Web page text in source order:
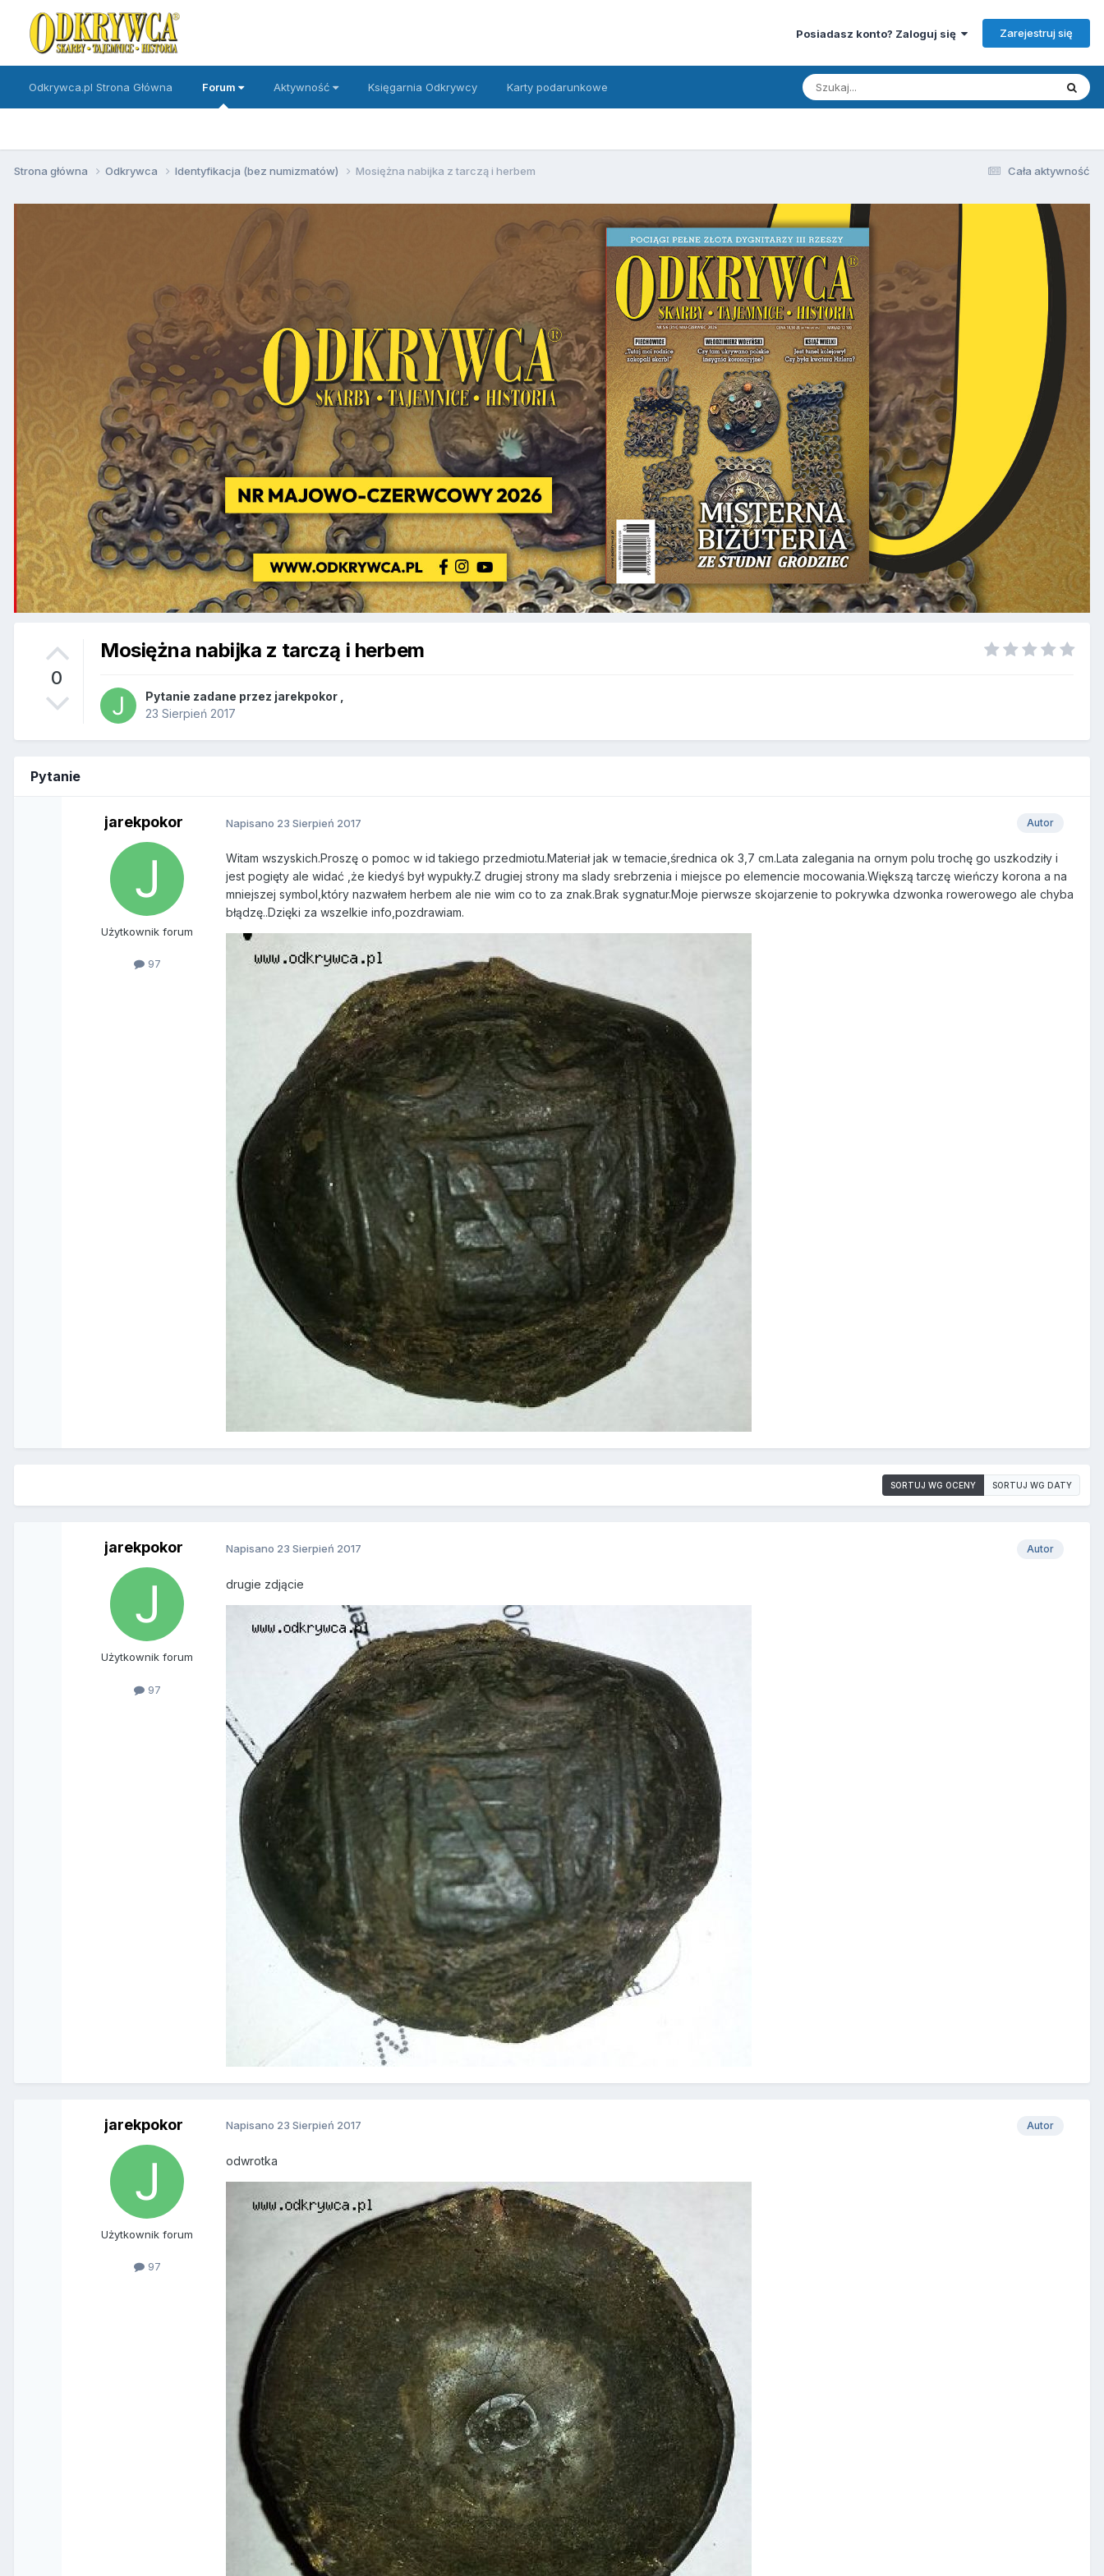
Posiadasz konto? Zaloguj się Zarejestruj się
Odkrywca.pl Strona Główna Forum Aktywność Księgarnia Odkrywcy Karty podarunkowe
Cała aktywność
Strona główna Odkrywca Identyfikacja (bez numizmatów) Mosiężna nabijka z tarczą i herbem
0
Mosiężna nabijka z tarczą i herbem
Pytanie zadane przez jarekpokor
23 Sierpień 2017
Pytanie
jarekpokor
Użytkownik forum
97
Autor
Napisano 23 Sierpień 2017
Witam wszyskich.Proszę o pomoc w id takiego przedmiotu.Materiał jak w temacie,średnica ok 3,7 cm.Lata zalegania na ornym polu trochę go uszkodziły i
jest pogięty ale widać ,że kiedyś był wypukły.Z drugiej strony ma slady srebrzenia i miejsce po elemencie mocowania.Większą tarczę wieńczy korona a na
mniejszej symbol,który nazwałem herbem ale nie wim co to za znak.Brak sygnatur.Moje pierwsze skojarzenie to pokrywka dzwonka rowerowego ale chyba
błądzę..Dzięki za wszelkie info,pozdrawiam.
SORTUJ WG OCENY SORTUJ WG DATY
jarekpokor
Użytkownik forum
97
Autor
Napisano 23 Sierpień 2017
drugie zdjącie
jarekpokor
Użytkownik forum
97
Autor
Napisano 23 Sierpień 2017
odwrotka